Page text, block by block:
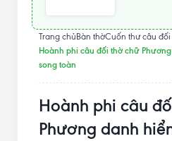
Trang chủ Bàn thờCuốn thư câu đối
Hoành phi câu đối thờ chữ
song toàn
Hoành phi câu
Phương danh